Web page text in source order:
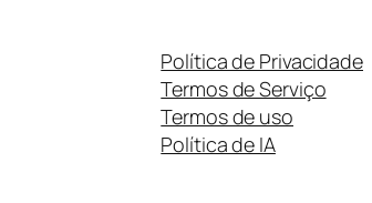
Política de Privacidade
Termos de Serviço
Termos de uso
Política de IA